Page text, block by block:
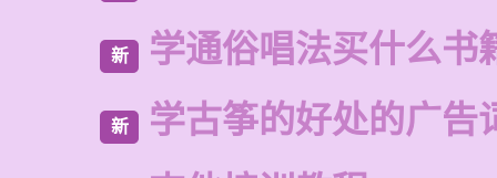
新 学通俗唱法买什么书
新
学古筝的好处的广告